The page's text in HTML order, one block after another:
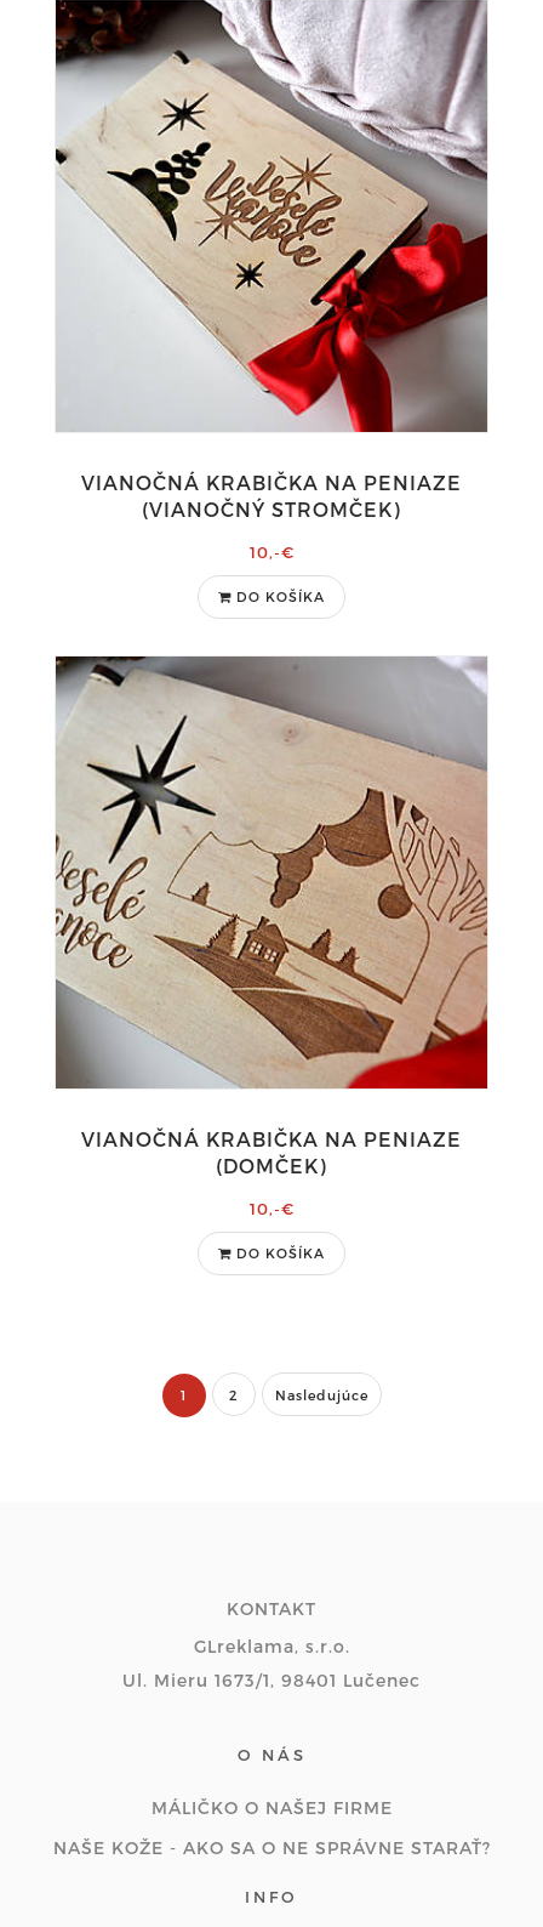
VIANOČNÁ KRABIČKA NA PENIAZE
(VIANOČNÝ STROMČEK)
10,-€
DO KOŠÍKA
VIANOČNÁ KRABIČKA NA PENIAZE
(DOMČEK)
10,-€
DO KOŠÍKA
1 2 Nasledujúce
KONTAKT
GLreklama, s.r.o.
Ul. Mieru 1673/1, 98401 Lučenec
O NÁS
MÁLIČKO O NAŠEJ FIRME
NAŠE KOŽE - AKO SA O NE SPRÁVNE STARAŤ?
INFO